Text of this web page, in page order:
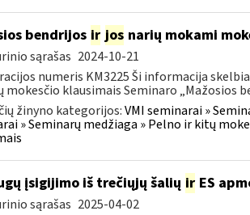
bendrijos ir jos narių mokami
sąrašas 2024-10-21
numeris KM3225 Ši informacija
mokesčio klausimais Seminaro „Mažosios
žinyno kategorijos:VMI seminarai »
» Seminarų medžiaga » Pelno ir kitų
įsigijimo iš trečiųjų šalių irES
sąrašas 2025-04-02